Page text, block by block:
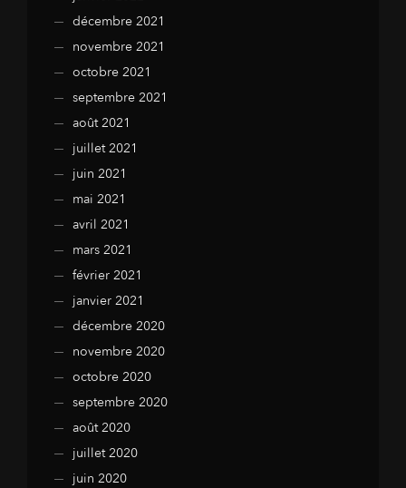
décembre 2021
novembre 2021
octobre 2021
septembre 2021
août 2021
juillet 2021
juin 2021
mai 2021
avril 2021
mars 2021
février 2021
janvier 2021
décembre 2020
novembre 2020
octobre 2020
septembre 2020
août 2020
juillet 2020
juin 2020